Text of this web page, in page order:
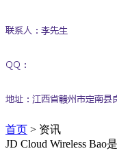
首页 > 资讯
JD Cloud Wireless